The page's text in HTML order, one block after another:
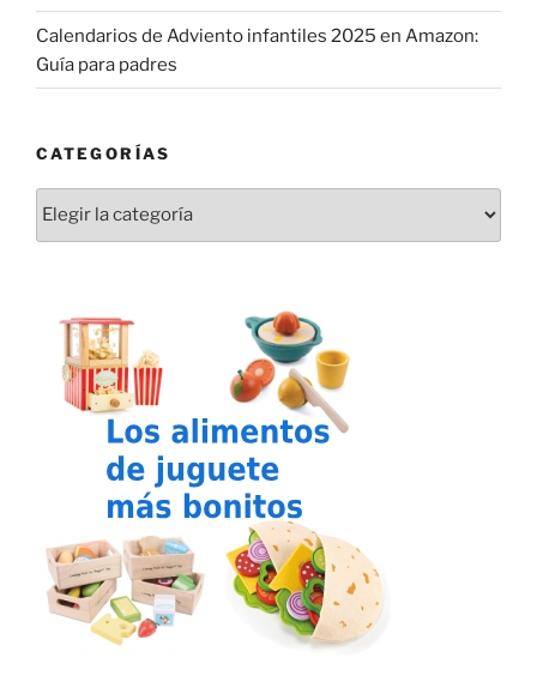
Calendarios de Adviento infantiles 2025 en Amazon:
Guía para padres
CATEGORÍAS